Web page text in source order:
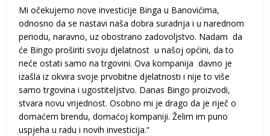
Mi očekujemo nove investicije Binga u Banovićima,
odnosno da se nastavi naša dobra suradnja i u narednom
periodu, naravno, uz obostrano zadovoljstvo. Nadam da
će Bingo proširiti svoju djelatnost u našoj općini, da to
neće ostati samo na trgovini. Ova kompanija davno je
izašla iz okvira svoje prvobitne djelatnosti i nije to više
samo trgovina i ugostiteljstvo. Danas Bingo proizvodi,
stvara novu vrijednost. Osobno mi je drago da je riječ o
domaćem brendu, domaćoj kompaniji. Želim im puno
uspjeha u radu i novih investicija.“